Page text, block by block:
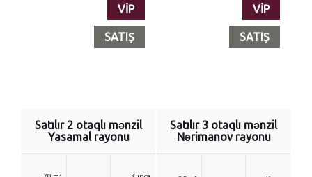
VİP
SATIŞ
Satılır 2 otaqlı mənzil
Yasamal rayonu
VİP
SATIŞ
Satılır 3 otaqlı mənzil
Nərimanov rayonu